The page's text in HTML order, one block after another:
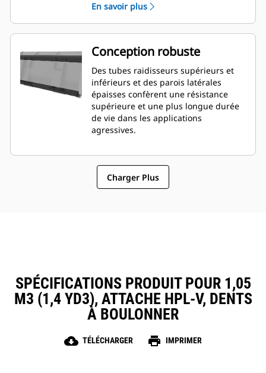
lame peuvent être plus faciles à
évaluer depuis la cabine.
En savoir plus
Conception robuste
Des tubes raidisseurs supérieurs et
inférieurs et des parois latérales
épaisses confèrent une résistance
supérieure et une plus longue durée
de vie dans les applications
agressives.
Charger Plus
SPÉCIFICATIONS PRODUIT POUR 1,05
M3 (1,4 YD3), ATTACHE HPL-V, DENTS
À BOULONNER
cloud_download TÉLÉCHARGER print IMPRIMER